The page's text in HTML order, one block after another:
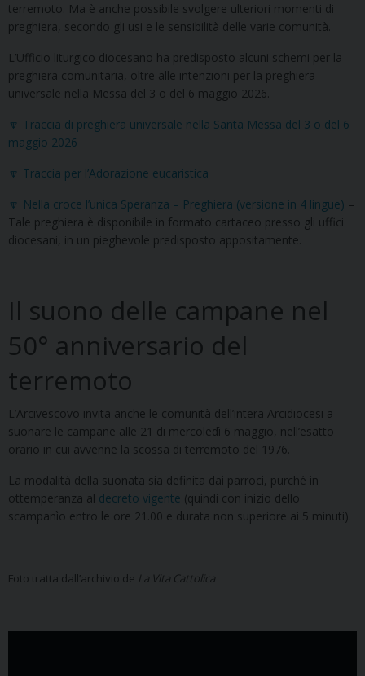
terremoto. Ma è anche possibile svolgere ulteriori momenti di
preghiera, secondo gli usi e le sensibilità delle varie comunità.
L’Ufficio liturgico diocesano ha predisposto alcuni schemi per la
preghiera comunitaria, oltre alle intenzioni per la preghiera
universale nella Messa del 3 o del 6 maggio 2026.
🔽 Traccia di preghiera universale nella Santa Messa del 3 o del 6
maggio 2026
🔽 Traccia per l’Adorazione eucaristica
🔽 Nella croce l’unica Speranza – Preghiera (versione in 4 lingue) –
Tale preghiera è disponibile in formato cartaceo presso gli uffici
diocesani, in un pieghevole predisposto appositamente.
Il suono delle campane nel
50° anniversario del
terremoto
L’Arcivescovo invita anche le comunità dell’intera Arcidiocesi a
suonare le campane alle 21 di mercoledì 6 maggio, nell’esatto
orario in cui avvenne la scossa di terremoto del 1976.
La modalità della suonata sia definita dai parroci, purché in
ottemperanza al decreto vigente (quindi con inizio dello
scampanìo entro le ore 21.00 e durata non superiore ai 5 minuti).
Foto tratta dall’archivio de La Vita Cattolica